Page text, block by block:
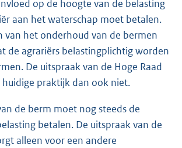
op de hoogte van de belasting
aan het waterschap moet betalen.
van het onderhoud van de bermen
de agrariërs belastingplichtig worden
De uitspraak van de Hoge Raad
praktijk dan ook niet.
de berm moet nog steeds de
betalen. De uitspraak van de
alleen voor een andere